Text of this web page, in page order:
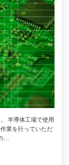
半導体工場で使用
業を行っていただ
…